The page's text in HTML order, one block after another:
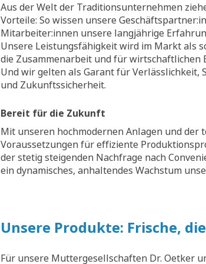
Aus der Welt der Traditionsunternehmen
Vorteile: So wissen unsere
Mitarbeiter:innen unsere langjährige
Unsere Leistungsfähigkeit wird im Markt als
die Zusammenarbeit und für wirtschaftlichen
Und wir gelten als Garant für Verlässlichkeit,
und Zukunftssicherheit.
Bereit für die Zukunft
Mit unseren hochmodernen Anlagen und
Voraussetzungen für effiziente
der stetig steigenden Nachfrage nach
ein dynamisches, anhaltendes Wachstum
Unsere Produkte: Frische,
Für unsere Muttergesellschaften Dr. Oetker